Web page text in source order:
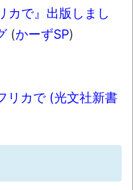
外人が警察官を突
!?」あるX民が玄関
…とんでもない事に
がみせた劇的な復
カで』出版しまし
(かーずSP)
カで (光文社新書